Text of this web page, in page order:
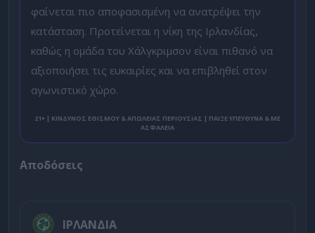
φαίνεται πιο αποφασισμένη να ανατρέψει την
κατάσταση. Προτείνεται η νίκη της Ιρλανδίας,
καθώς η ομάδα του Χάλγκριμσον είναι πιθανό να
αξιοποιήσει τις ευκαιρίες και να επιβληθεί στον
αγωνιστικό χώρο.
21+ | ΚΙΝΔΥΝΟΣ ΕΘΙΣΜΟΥ & ΑΠΩΛΕΙΑΣ ΠΕΡΙΟΥΣΙΑΣ | ΠΑΙΞΕ ΥΠΕΥΘΥΝΑ & ΜΕ
ΑΣΦΑΛΕΙΑ
Αποδόσεις
ΙΡΛΑΝΔΙΑ